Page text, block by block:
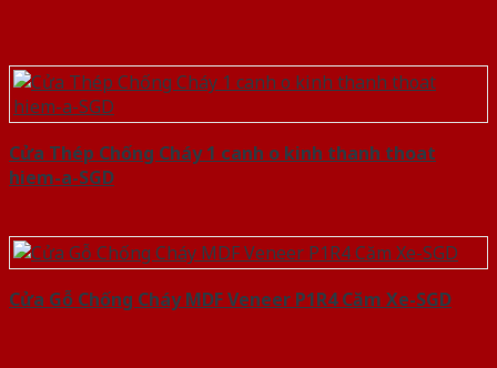
Cửa Thép Chống Cháy 1 canh o kinh thanh thoat
hiem-a-SGD
Cửa Gỗ Chống Cháy MDF Veneer P1R4 Căm Xe-SGD